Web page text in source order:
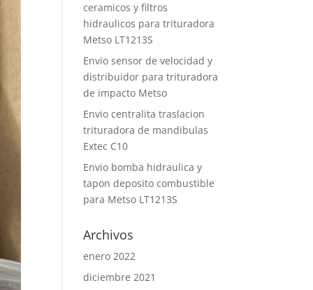
ceramicos y filtros
hidraulicos para trituradora
Metso LT1213S
Envio sensor de velocidad y
distribuidor para trituradora
de impacto Metso
Envio centralita traslacion
trituradora de mandibulas
Extec C10
Envio bomba hidraulica y
tapon deposito combustible
para Metso LT1213S
Archivos
enero 2022
diciembre 2021